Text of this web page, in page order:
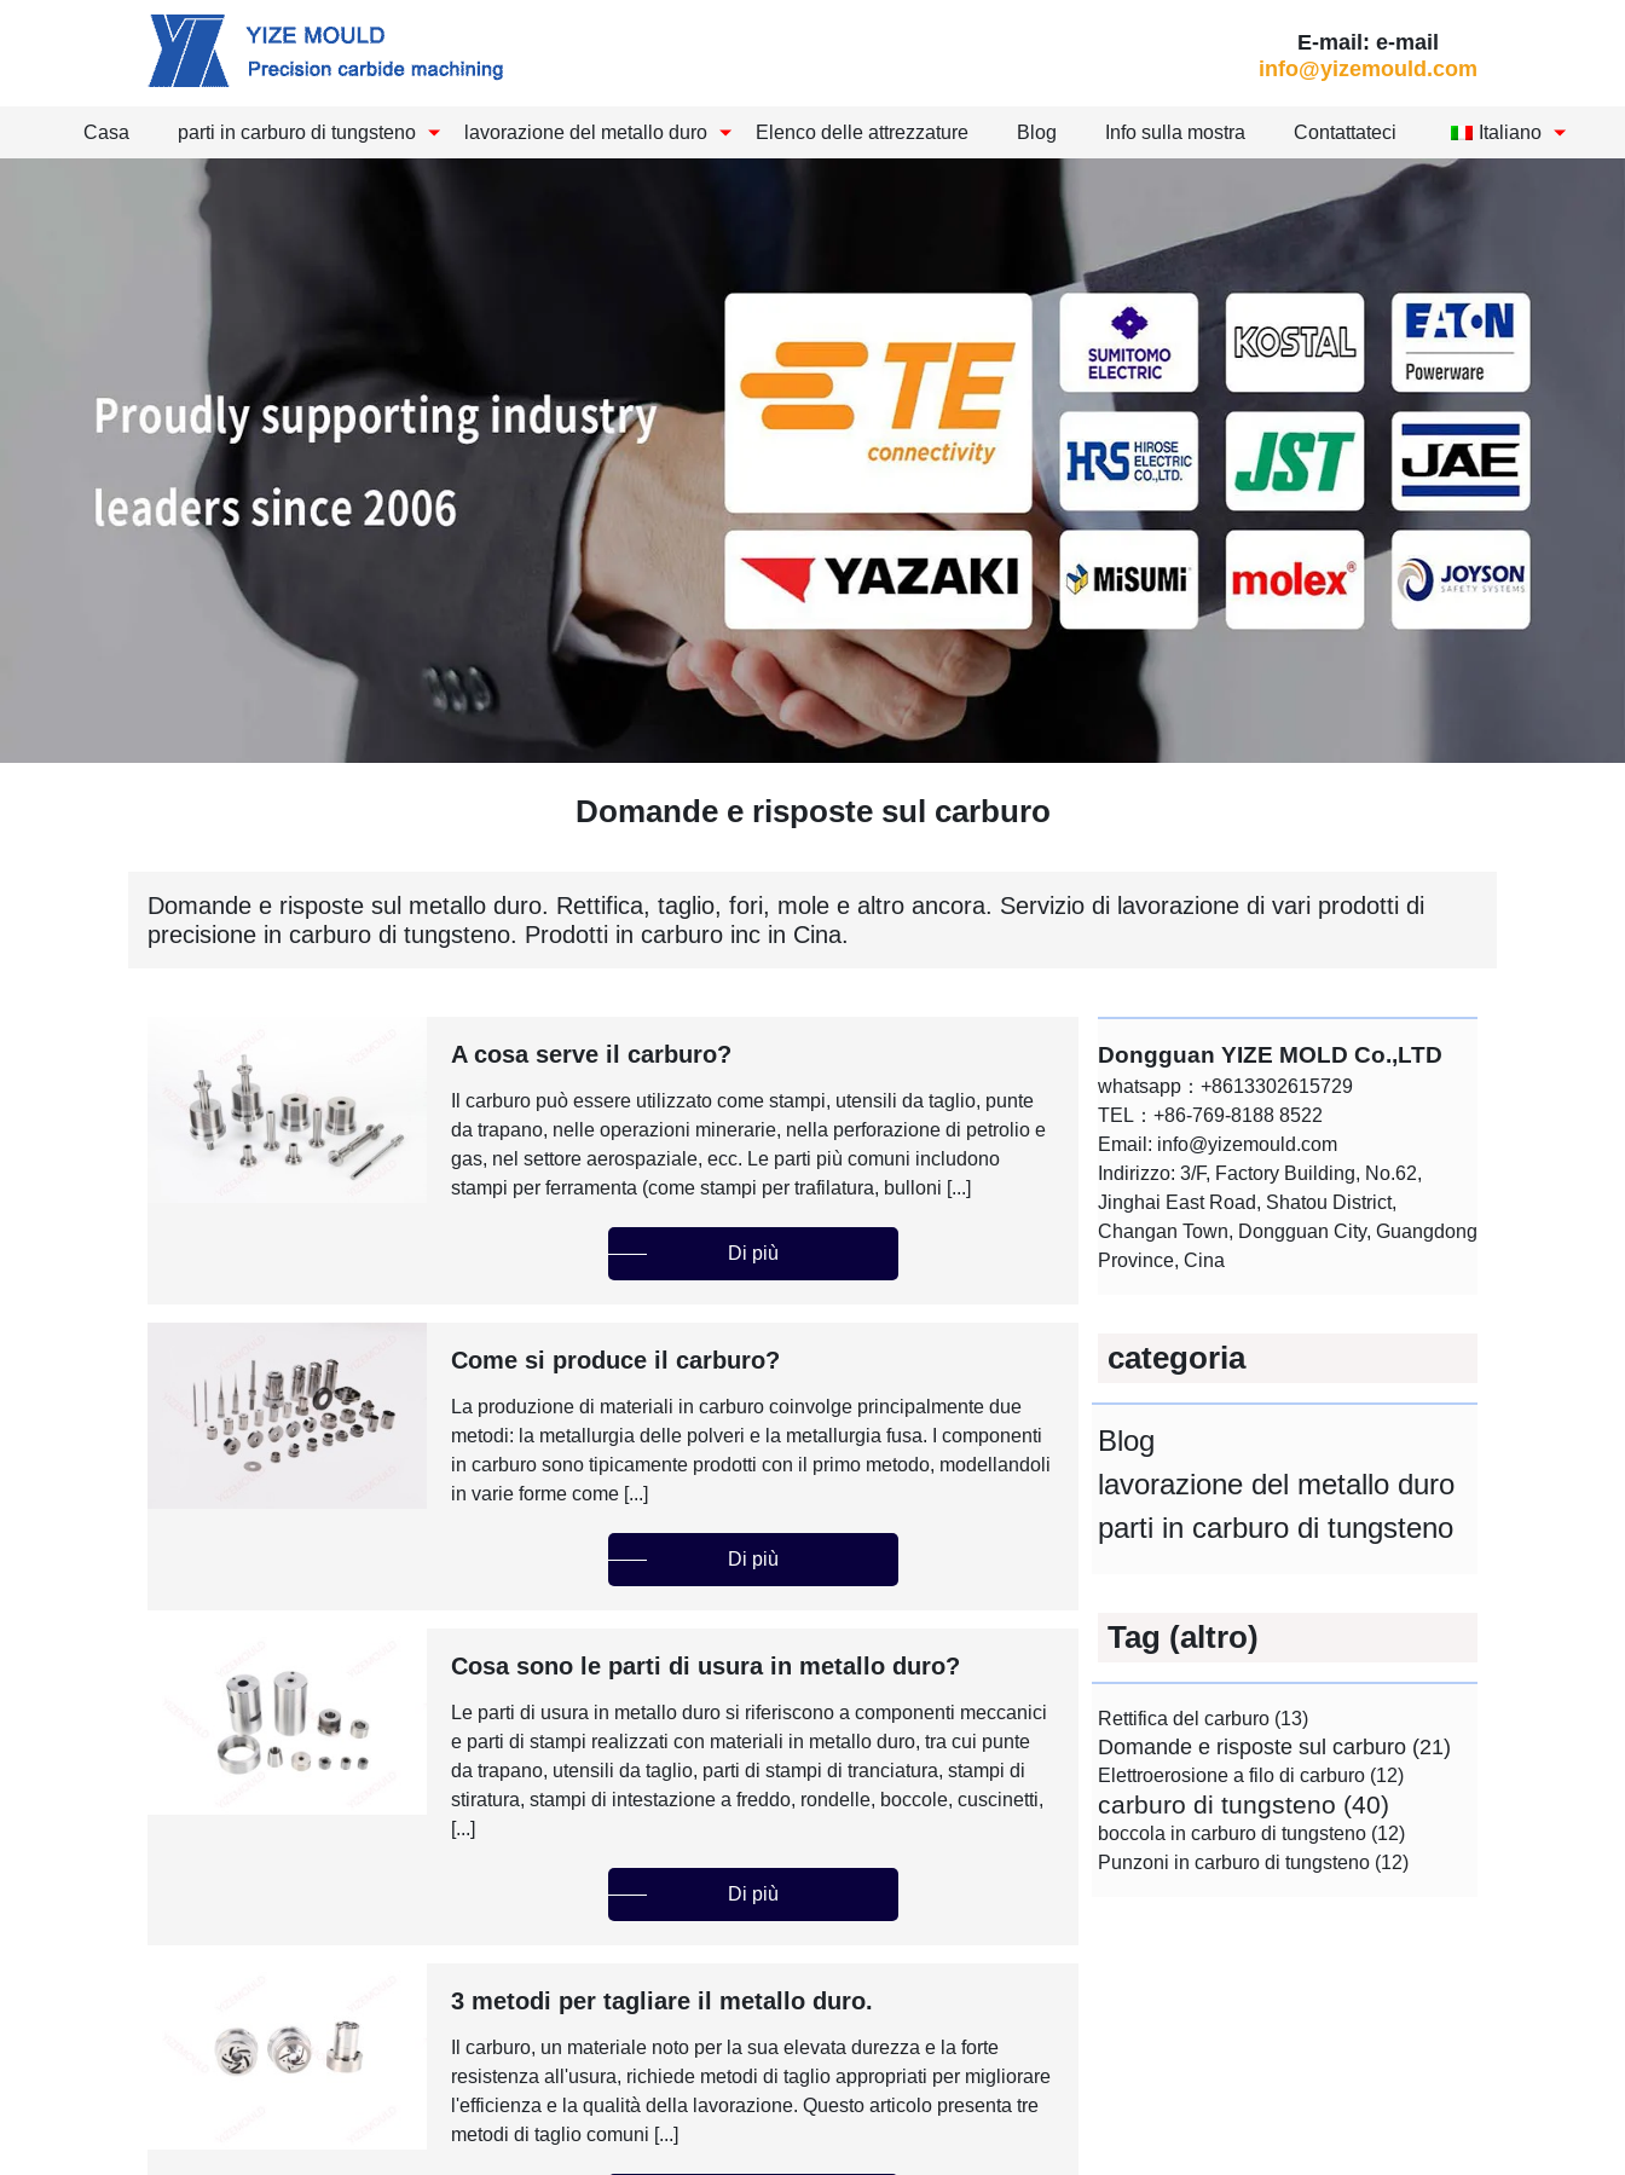
E-mail: e-mail
info@yizemould.com
Casa parti in carburo di tungsteno lavorazione del metallo duro Elenco delle attrezzature Blog Info sulla mostra Contattateci Italiano
Domande e risposte sul carburo
Domande e risposte sul metallo duro. Rettifica, taglio, fori, mole e altro ancora. Servizio di lavorazione di vari prodotti di
precisione in carburo di tungsteno. Prodotti in carburo inc in Cina.
A cosa serve il carburo?
Il carburo può essere utilizzato come stampi, utensili da taglio, punte
da trapano, nelle operazioni minerarie, nella perforazione di petrolio e
gas, nel settore aerospaziale, ecc. Le parti più comuni includono
stampi per ferramenta (come stampi per trafilatura, bulloni [...]
Di più
Come si produce il carburo?
La produzione di materiali in carburo coinvolge principalmente due
metodi: la metallurgia delle polveri e la metallurgia fusa. I componenti
in carburo sono tipicamente prodotti con il primo metodo, modellandoli
in varie forme come [...]
Di più
Cosa sono le parti di usura in metallo duro?
Le parti di usura in metallo duro si riferiscono a componenti meccanici
e parti di stampi realizzati con materiali in metallo duro, tra cui punte
da trapano, utensili da taglio, parti di stampi di tranciatura, stampi di
stiratura, stampi di intestazione a freddo, rondelle, boccole, cuscinetti,
[...]
Di più
3 metodi per tagliare il metallo duro.
Il carburo, un materiale noto per la sua elevata durezza e la forte
resistenza all'usura, richiede metodi di taglio appropriati per migliorare
l'efficienza e la qualità della lavorazione. Questo articolo presenta tre
metodi di taglio comuni [...]
Dongguan YIZE MOLD Co.,LTD
whatsapp：+8613302615729
TEL：+86-769-8188 8522
Email: info@yizemould.com
Indirizzo: 3/F, Factory Building, No.62,
Jinghai East Road, Shatou District,
Changan Town, Dongguan City, Guangdong
Province, Cina
categoria
Blog
lavorazione del metallo duro
parti in carburo di tungsteno
Tag (altro)
Rettifica del carburo (13)
Domande e risposte sul carburo (21)
Elettroerosione a filo di carburo (12)
carburo di tungsteno (40)
boccola in carburo di tungsteno (12)
Punzoni in carburo di tungsteno (12)